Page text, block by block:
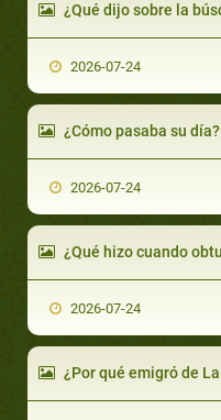
¿Qué dijo sobre la
2026-07-24
¿Cómo pasaba su día?
2026-07-24
¿Qué hizo cuando
2026-07-24
¿Por qué emigró de